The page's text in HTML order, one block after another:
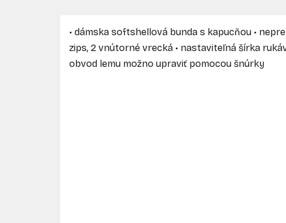
• dámska softshellová bunda s kapucňou •
zips, 2 vnútorné vrecká • nastaviteľná šírka
obvod lemu možno upraviť pomocou šnúrky